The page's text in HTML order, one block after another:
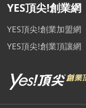
YES頂尖!創業網
YES頂尖!創業加盟網
YES頂尖!創業頂讓網